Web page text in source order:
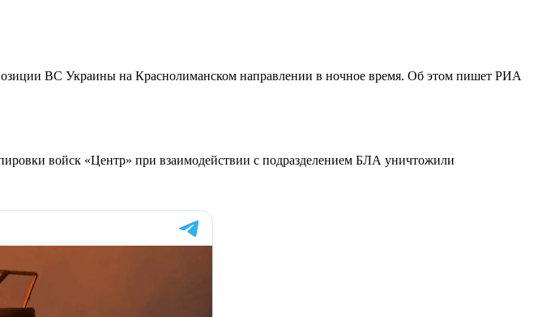
ВС Украины на Краснолиманском направлении в ночное время. Об этом пишет РИА
войск «Центр» при взаимодействии с подразделением БЛА уничтожили